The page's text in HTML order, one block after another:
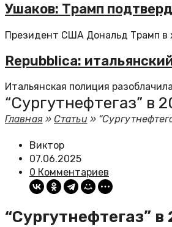
Ушаков: Трамп
Президент США Дональд Трамп в
Repubblica:
Итальянская полиция
“Сургутнефтегаз” в
Главная»Статьи »
Виктор
07.06.2025
0 Комментариев
“Сургутнефтегаз”